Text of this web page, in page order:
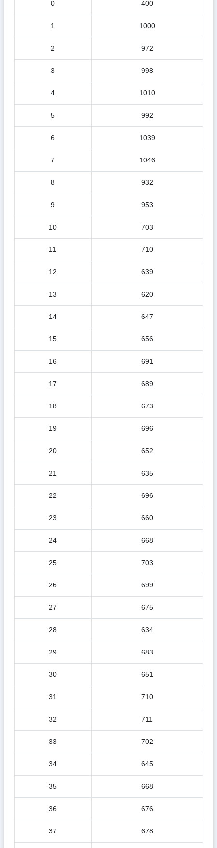
0 400
1 1000
2 972
3 998
4 1010
5 992
6 1039
7 1046
8 932
9 953
10 703
11 710
12 639
13 620
14 647
15 656
16 691
17 689
18 673
19 696
20 652
21 635
22 696
23 660
24 668
25 703
26 699
27 675
28 634
29 683
30 651
31 710
32 711
33 702
34 645
35 668
36 676
37 678